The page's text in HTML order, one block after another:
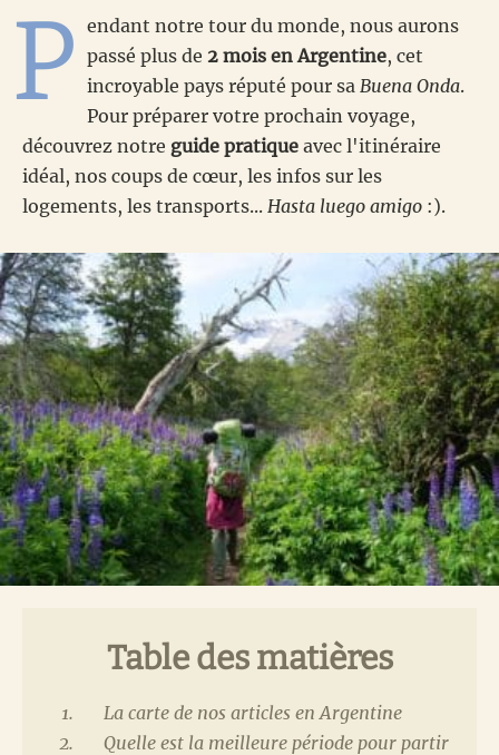
P endant notre tour du monde, nous aurons
passé plus de 2 mois en Argentine, cet
incroyable pays réputé pour sa Buena Onda.
Pour préparer votre prochain voyage,
découvrez notre guide pratique avec l'itinéraire
idéal, nos coups de cœur, les infos sur les
logements, les transports... Hasta luego amigo :).
Table des matières
La carte de nos articles en Argentine
Quelle est la meilleure période pour partir